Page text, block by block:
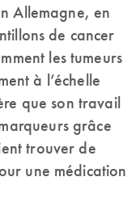
Allemagne, en
de cancer
les tumeurs
à l’échelle
que son travail
grâce
trouver de
une médication